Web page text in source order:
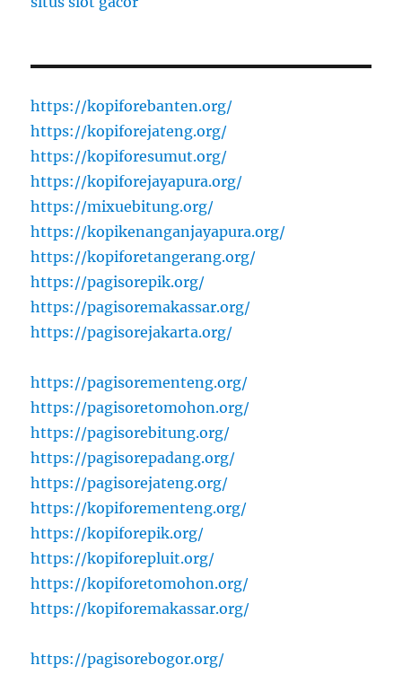
https://kopiforebanten.org/
https://kopiforejateng.org/
https://kopiforesumut.org/
https://kopiforejayapura.org/
https://mixuebitung.org/
https://kopikenanganjayapura.org/
https://kopiforetangerang.org/
https://pagisorepik.org/
https://pagisoremakassar.org/
https://pagisorejakarta.org/
https://pagisorementeng.org/
https://pagisoretomohon.org/
https://pagisorebitung.org/
https://pagisorepadang.org/
https://pagisorejateng.org/
https://kopiforementeng.org/
https://kopiforepik.org/
https://kopiforepluit.org/
https://kopiforetomohon.org/
https://kopiforemakassar.org/
https://pagisorebogor.org/